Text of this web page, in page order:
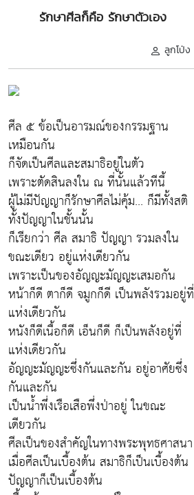
รักษาศีลก็คือ รักษาตัวเอง
ลูกโป่ง
ศีล ๕ ข้อเป็นอารมณ์ของกรรมฐาน
เหมือนกัน
ก็จัดเป็นศีลและสมาธิอยู่ในตัว
เพราะตัดสินลงใน ณ ที่นั้นแล้วทีนี้
ผู้ไม่มีปัญญาก็รักษาศีลไม่คุ้ม... ก็มีทั้งสติ
ทั้งปัญญาในชั้นนั้น
ก็เรียกว่า ศีล สมาธิ ปัญญา รวมลงใน
ขณะเดียว อยู่แห่งเดียวกัน
เพราะเป็นของอัญญะมัญญะเสมอกัน
หน้าก็ดี ตาก็ดี จมูกก็ดี เป็นพลังรวมอยู่ที่
แห่งเดียวกัน
หนังก็ดีเนื้อก็ดี เอ็นก็ดี ก็เป็นพลังอยู่ที่
แห่งเดียวกัน
อัญญะมัญญะซึ่งกันและกัน อยู่อาศัยซึ่ง
กันและกัน
เป็นน้ำพึ่งเรือเสือพึ่งป่าอยู่ ในขณะ
เดียวกัน
ศีลเป็นของสำคัญในทางพระพุทธศาสนา
เมื่อศีลเป็นเบื้องต้น สมาธิก็เป็นเบื้องต้น
ปัญญาก็เป็นเบื้องต้น